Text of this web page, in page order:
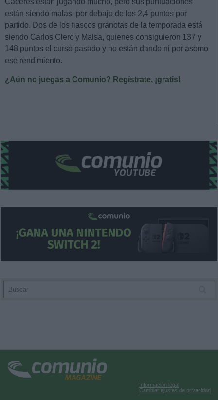
están siendo malas. por debajo de los 2,4 puntos por
partido. Dos de los fiascos granotas de la temporada está
siendo Carlos Clerc y Malsa, quienes consiguieron 137 y
148 puntos el curso pasado y no están dando ni por asomo
ese rendimiento.
¿Aún no juegas a Comunio? Regístrate, ¡gratis!
Información legal
Cambiar ajustes de privacidad